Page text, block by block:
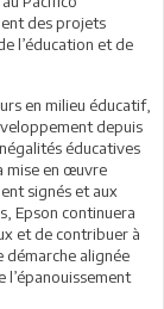
des projets
l’éducation et de
en milieu éducatif,
depuis
éducatives
mise en œuvre
signés et aux
Epson continuera
et de contribuer à
démarche alignée
l’épanouissement